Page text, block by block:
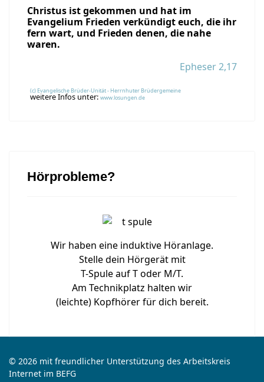
Christus ist gekommen und hat im
Evangelium Frieden verkündigt euch, die ihr
fern wart, und Frieden denen, die nahe
waren.
Epheser 2,17
(c) Evangelische Brüder-Unität - Herrnhuter Brüdergemeine
weitere Infos unter: www.losungen.de
Hörprobleme?
Wir haben eine induktive Höranlage.
Stelle dein Hörgerät mit
T-Spule auf T oder M/T.
Am Technikplatz halten wir
(leichte) Kopfhörer für dich bereit.
© 2026 mit freundlicher Unterstützung des Arbeitskreis
Internet im BEFG